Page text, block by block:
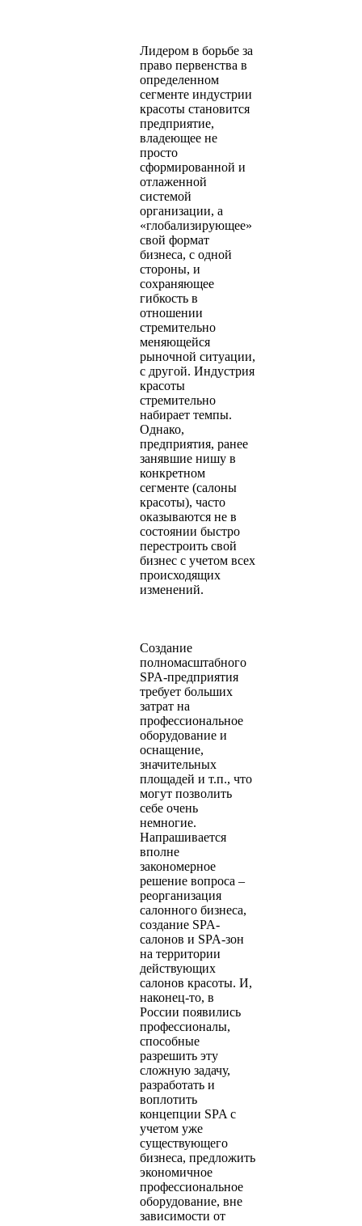
Лидером в борьбе за
право первенства в
определенном
сегменте индустрии
красоты становится
предприятие,
владеющее не
просто
сформированной и
отлаженной
системой
организации, а
«глобализирующее»
свой формат
бизнеса, с одной
стороны, и
сохраняющее
гибкость в
отношении
стремительно
меняющейся
рыночной ситуации,
с другой. Индустрия
красоты
стремительно
набирает темпы.
Однако,
предприятия, ранее
занявшие нишу в
конкретном
сегменте (салоны
красоты), часто
оказываются не в
состоянии быстро
перестроить свой
бизнес с учетом всех
происходящих
изменений.
Создание
полномасштабного
SPA-предприятия
требует больших
затрат на
профессиональное
оборудование и
оснащение,
значительных
площадей и т.п., что
могут позволить
себе очень
немногие.
Напрашивается
вполне
закономерное
решение вопроса –
реорганизация
салонного бизнеса,
создание SPA-
салонов и SPA-зон
на территории
действующих
салонов красоты. И,
наконец-то, в
России появились
профессионалы,
способные
разрешить эту
сложную задачу,
разработать и
воплотить
концепции SPA с
учетом уже
существующего
бизнеса, предложить
экономичное
профессиональное
оборудование, вне
зависимости от